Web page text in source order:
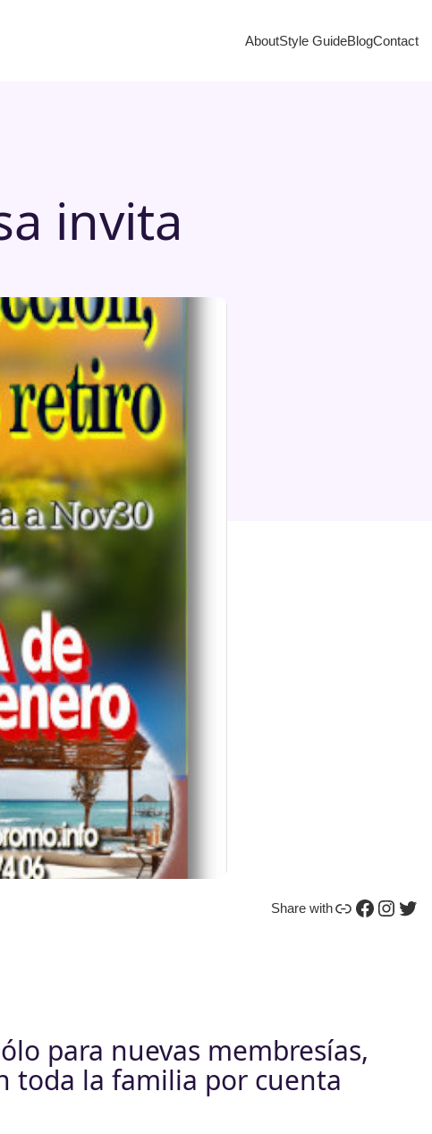
AboutStyle GuideBlogContact
invita
Share withEnlace Facebook Instagram Twitter
para nuevas membresías,
toda la familia por cuenta